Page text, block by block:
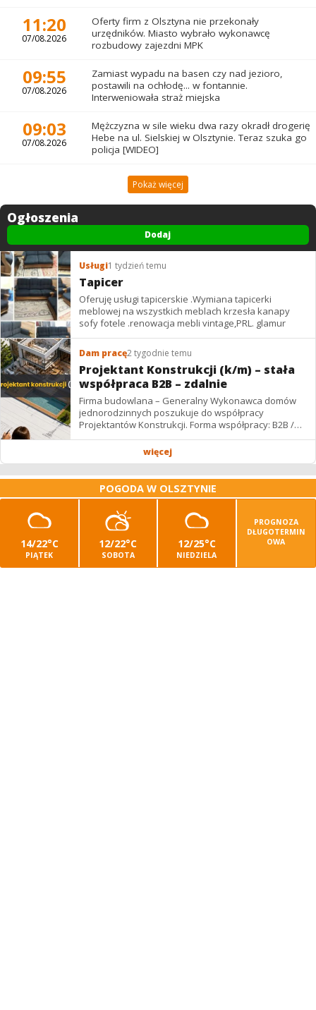
11:20
07/08.2026
Oferty firm z Olsztyna nie przekonały
urzędników. Miasto wybrało wykonawcę
rozbudowy zajezdni MPK
09:55
07/08.2026
Zamiast wypadu na basen czy nad jezioro,
postawili na ochłodę... w fontannie.
Interweniowała straż miejska
09:03
07/08.2026
Mężczyzna w sile wieku dwa razy okradł drogerię
Hebe na ul. Sielskiej w Olsztynie. Teraz szuka go
policja [WIDEO]
Pokaż więcej
Ogłoszenia
Dodaj
Usługi1 tydzień temu
Tapicer
Oferuję usługi tapicerskie .Wymiana tapicerki
meblowej na wszystkich meblach krzesła kanapy
sofy fotele .renowacja mebli vintage,PRL. glamur
Dam pracę2 tygodnie temu
Projektant Konstrukcji (k/m) – stała
współpraca B2B – zdalnie
Firma budowlana – Generalny Wykonawca domów
jednorodzinnych poszukuje do współpracy
Projektantów Konstrukcji. Forma współpracy: B2B /
podwykonawstwo – zdalnie. Wynagrodzenie: ✔
więcej
POGODA W OLSZTYNIE
14/22°C
PIĄTEK
12/22°C
SOBOTA
12/25°C
NIEDZIELA
PROGNOZA
DŁUGOTERMIN
OWA